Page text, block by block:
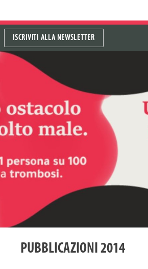
ISCRIVITI ALLA NEWSLETTER
PUBBLICAZIONI 2014